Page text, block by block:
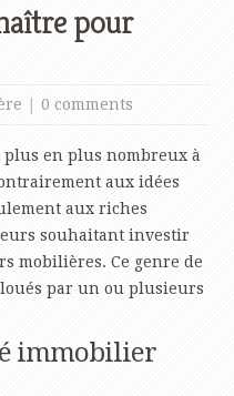
pour
0 comments
plus en plus nombreux à
aux idées
aux riches
souhaitant investir
mobilières. Ce genre de
par un ou plusieurs
immobilier